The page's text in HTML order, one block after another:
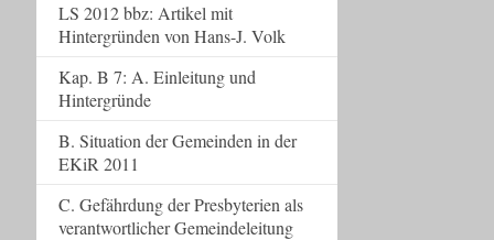
LS 2012 bbz: Artikel mit
Hintergründen von Hans-J. Volk
Kap. B 7: A. Einleitung und
Hintergründe
B. Situation der Gemeinden in der
EKiR 2011
C. Gefährdung der Presbyterien als
verantwortlicher Gemeindeleitung